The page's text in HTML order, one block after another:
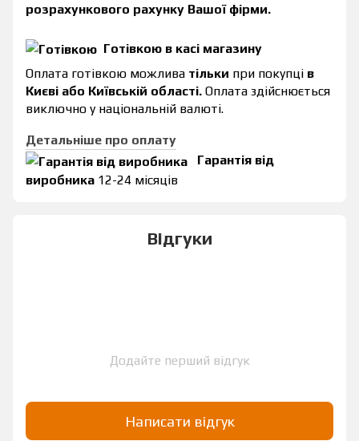
розрахункового рахунку Вашої фірми.
Готівкою в касі магазину
Оплата готівкою можлива тільки при покупці в
Києві або Київській області. Оплата здійснюється
виключно у національній валюті.
Детальніше про оплату
Гарантія від
виробника 12-24 місяців
Відгуки
Додайте перший відгук
Написати відгук